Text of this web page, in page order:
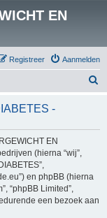
EN
Aanmelden
Registreer
k
-
EN
(hierna “wij”,
en phpBB (hierna
“phpBB Limited”,
een bezoek aan